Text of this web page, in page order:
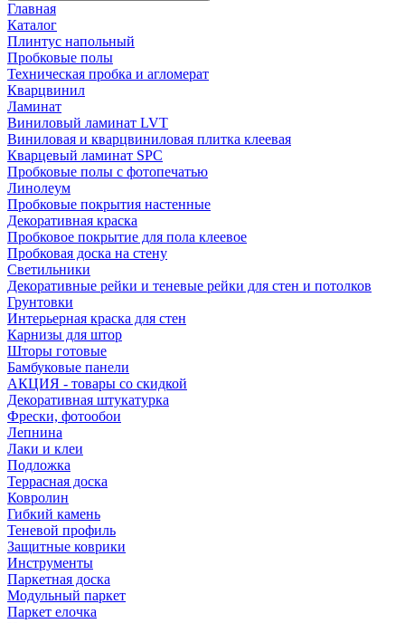
Главная
Каталог
Плинтус напольный
Пробковые полы
Техническая пробка и агломерат
Кварцвинил
Ламинат
Виниловый ламинат LVT
Виниловая и кварцвиниловая плитка клеевая
Кварцевый ламинат SPC
Пробковые полы с фотопечатью
Линолеум
Пробковые покрытия настенные
Декоративная краска
Пробковое покрытие для пола клеевое
Пробковая доска на стену
Светильники
Декоративные рейки и теневые рейки для стен и потолков
Грунтовки
Интерьерная краска для стен
Карнизы для штор
Шторы готовые
Бамбуковые панели
АКЦИЯ - товары со скидкой
Декоративная штукатурка
Фрески, фотообои
Лепнина
Лаки и клеи
Подложка
Террасная доска
Ковролин
Гибкий камень
Теневой профиль
Защитные коврики
Инструменты
Паркетная доска
Модульный паркет
Паркет елочка